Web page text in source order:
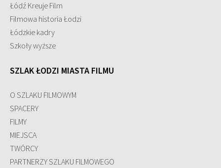
Łódź Kreuje Film
Filmowa historia Łodzi
Łódzkie kadry
Szkoły wyższe
SZLAK ŁODZI MIASTA FILMU
O SZLAKU FILMOWYM
SPACERY
FILMY
MIEJSCA
TWÓRCY
PARTNERZY SZLAKU FILMOWEGO